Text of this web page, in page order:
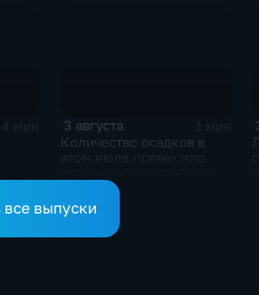
3 августа
Количество осадков в
с половиной раза
все выпуски